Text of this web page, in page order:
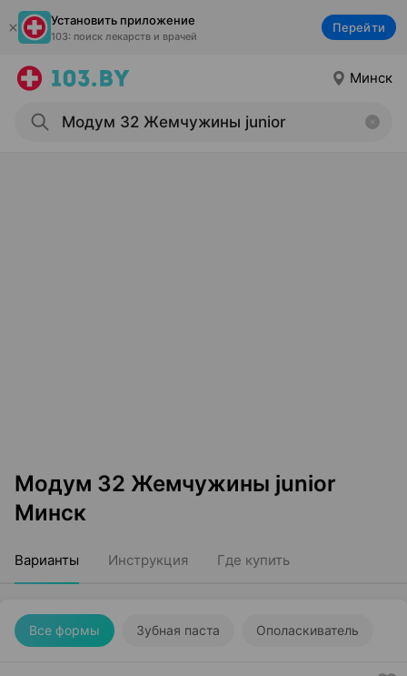
Установить приложение
103: поиск лекарств и врачей
Перейти
Минск
Модум 32 Жемчужины junior
Минск
Варианты Инструкция Где купить
Все формы Зубная паста Ополаскиватель